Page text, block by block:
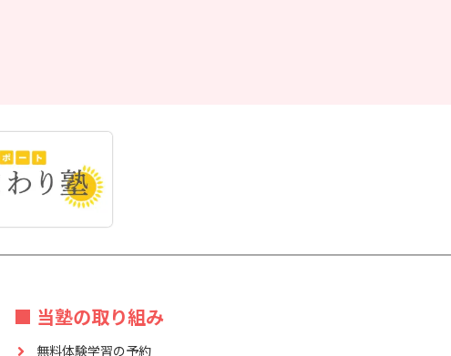
■ 当塾の取り組み
無料体験学習の予約